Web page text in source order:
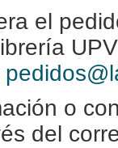
el
o
del